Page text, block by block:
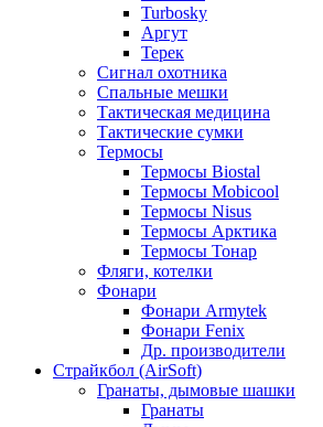
Turbosky
Аргут
Терек
Сигнал охотника
Спальные мешки
Тактическая медицина
Тактические сумки
Термосы
Термосы Biostal
Термосы Mobicool
Термосы Nisus
Термосы Арктика
Термосы Тонар
Фляги, котелки
Фонари
Фонари Armytek
Фонари Fenix
Др. производители
Страйкбол (AirSoft)
Гранаты, дымовые шашки
Гранаты